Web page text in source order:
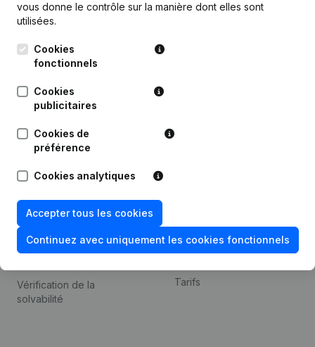
vous donne le contrôle sur la manière dont elles sont
utilisées.
Cookies
fonctionnels
Cookies
publicitaires
Cookies de
préférence
Cookies analytiques
Accepter tous les cookies
Continuez avec uniquement les cookies fonctionnels
Leuvensesteenweg
248D,
Recherche internationale
Thème
de la fraude
Consulter des comptes
annuels
Recherche de numéro de
Vérification de la
solvabilité
Contact
Tarifs